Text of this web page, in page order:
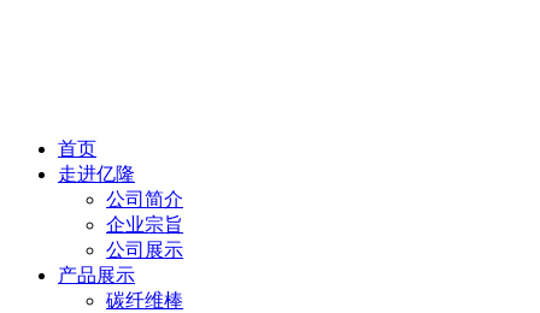
首页
走进亿隆
公司简介
企业宗旨
公司展示
产品展示
碳纤维棒